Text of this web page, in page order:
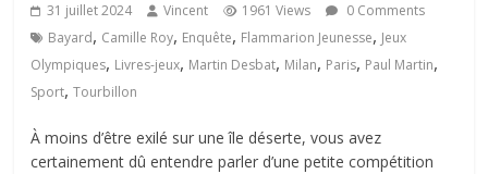
31 juillet 2024 Vincent 1961 Views
0 Comments
Bayard, Camille Roy, Enquête, Flammarion Jeunesse, Jeux
Olympiques, Livres-jeux, Martin Desbat, Milan, Paris, Paul Martin,
Sport,Tourbillon
À moins d’être exilé sur une île déserte, vous avez
certainement dû entendre parler d’une petite compétition